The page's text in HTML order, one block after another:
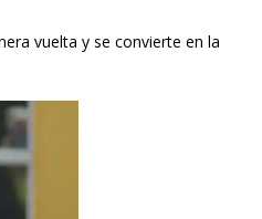
vuelta y se convierte en la